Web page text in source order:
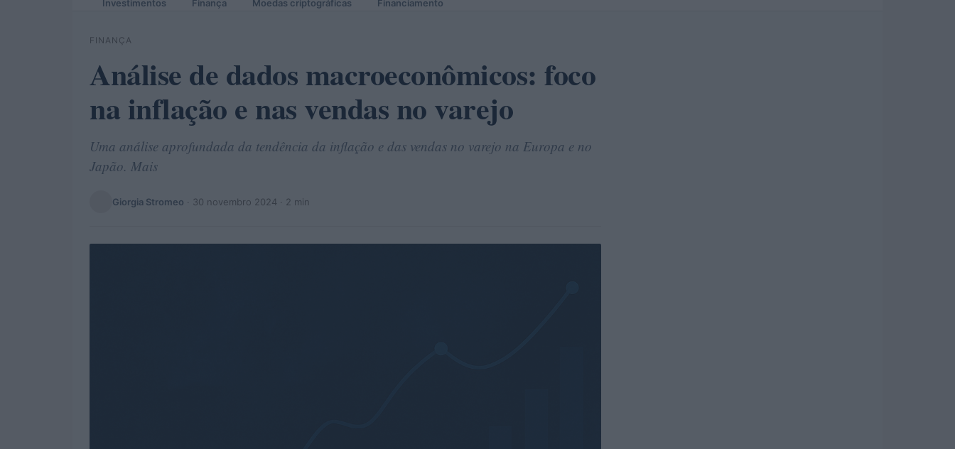
Investimentos Finança Moedas criptográficas Financiamento
FINANÇA
Análise de dados macroeconômicos: foco
na inflação e nas vendas no varejo
Uma análise aprofundada da tendência da inflação e das vendas no varejo na Europa e no
Japão. Mais
Giorgia Stromeo · 30 novembro 2024 · 2 min